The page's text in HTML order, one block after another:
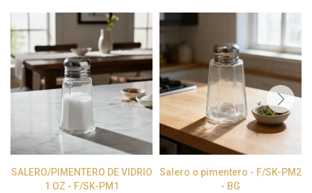
SALERO/PIMENTERO DE VIDRIO
1 OZ - F/SK-PM1
Salero o pimentero - F/SK-PM2
- BG